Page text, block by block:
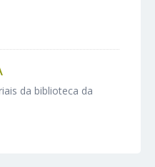
da biblioteca da